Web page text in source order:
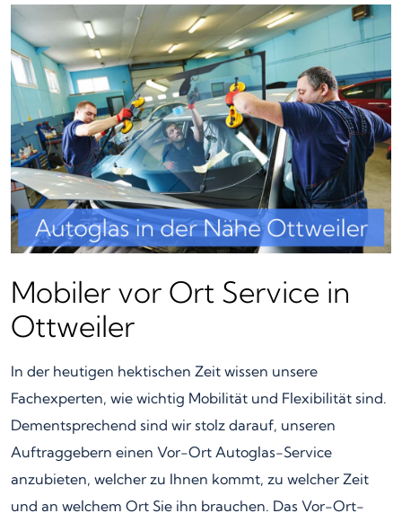
Mobiler vor Ort Service in
Ottweiler
In der heutigen hektischen Zeit wissen unsere
Fachexperten, wie wichtig Mobilität und Flexibilität sind.
Dementsprechend sind wir stolz darauf, unseren
Auftraggebern einen Vor-Ort Autoglas-Service
anzubieten, welcher zu Ihnen kommt, zu welcher Zeit
und an welchem Ort Sie ihn brauchen. Das Vor-Ort-